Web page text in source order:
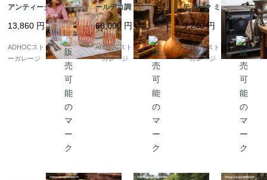
アンティークガラス ピ
ッチャー＆グラス3客セ
ット ? カラーパターン
が美しい手仕事の逸品
13,860 円
ADHOCストア・イエロ
ーガレージ
ールデコ調 アンティー
クガラス花瓶
68,000 円
ADHOCストア・イエロ
ーガレージ
ティーク ミートグライ
ンダー No.90 鋳鉄製 手
廻し式 クランプ固定タ
イプ（LONDON刻印）
9,240円
ADHOCストア・イエロ
ーガレージ